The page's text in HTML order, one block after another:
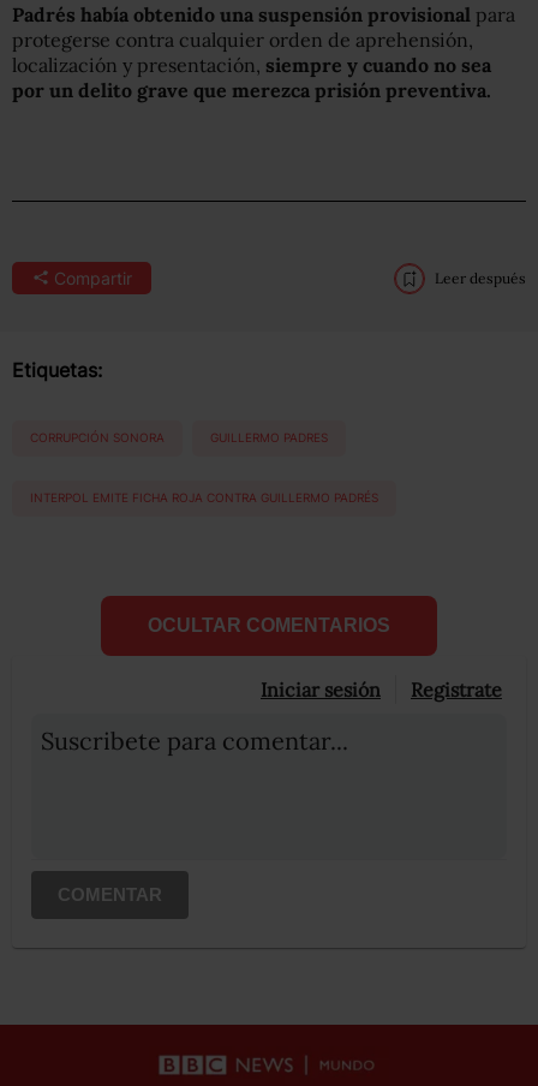
Padrés había obtenido una suspensión provisional para
protegerse contra cualquier orden de aprehensión,
localización y presentación, siempre y cuando no sea
por un delito grave que merezca prisión preventiva.
Compartir Leer después
Etiquetas:
CORRUPCIÓN SONORA GUILLERMO PADRES
INTERPOL EMITE FICHA ROJA CONTRA GUILLERMO PADRÉS
OCULTAR COMENTARIOS
Iniciar sesión Registrate
Suscribete para comentar...
COMENTAR